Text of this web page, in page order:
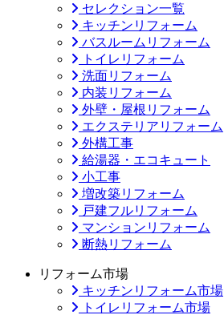
セレクション一覧
キッチンリフォーム
バスルームリフォーム
トイレリフォーム
洗面リフォーム
内装リフォーム
外壁・屋根リフォーム
エクステリアリフォーム
外構工事
給湯器・エコキュート
小工事
増改築リフォーム
戸建フルリフォーム
マンションリフォーム
断熱リフォーム
リフォーム市場
キッチンリフォーム市場
トイレリフォーム市場